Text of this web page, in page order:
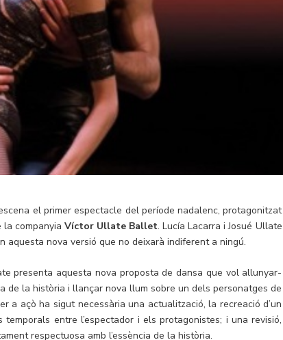
el primer espectacle del període nadalenc, protagonitzat
la companyiaVíctor Ullate Ballet. Lucía Lacarra i Josué Ullate
aquesta nova versió que no deixarà indiferent a ningú.
presenta aquesta nova proposta de dansa que vol allunyar-
de la història i llançar nova llum sobre un dels personatges de
a açò ha sigut necessària una actualització, la recreació d’un
entre l’espectador i els protagonistes; i una revisió,
respectuosa amb l’essència de la història.